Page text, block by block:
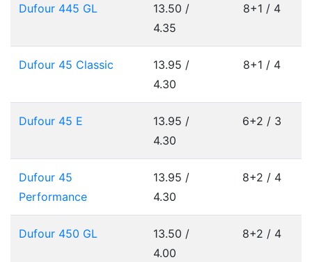
Dufour 445 GL
13.50 /
4.35
8+1 / 4
Dufour 45 Classic
13.95 /
4.30
8+1 / 4
Dufour 45 E
13.95 /
4.30
6+2 / 3
Dufour 45
Performance
13.95 /
4.30
8+2 / 4
Dufour 450 GL
13.50 /
4.00
8+2 / 4